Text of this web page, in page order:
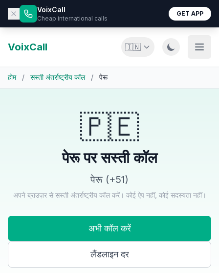
VoixCall
Cheap international calls
GET APP
VoixCall 🇮🇳
होम / सस्ती अंतर्राष्ट्रीय कॉल / पेरू
🇵🇪
पेरू पर सस्ती कॉल
पेरू (+51)
अपने ब्राउज़र से सस्ती अंतर्राष्ट्रीय कॉल करें। कोई ऐप नहीं, कोई सदस्यता नहीं।
अभी कॉल करें
लैंडलाइन दर